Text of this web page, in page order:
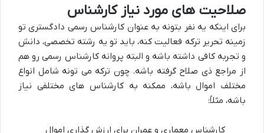
صلاحیت های مورد نیاز کارشناس
برای اینکه یه نفر بتونه به عنوان کارشناس رسمی دادگستری تو
زمینه تحریر ترکه فعالیت کنه، باید تو یه رشته تخصصی، دانش
و تجربه کافی داشته باشه و البته پروانه کارشناس رسمی رو هم
از مراجع ذی صلاح گرفته باشه. چون ترکه می تونه شامل انواع
مختلف اموال باشه، ممکنه به کارشناس های مختلفی نیاز
باشه، مثلاً:
کارشناس معماری و عمران برای ارزش گذاری اموال